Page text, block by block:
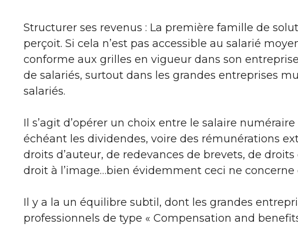
Structurer ses revenus : La première famille de
perçoit. Si cela n’est pas accessible au salarié
conforme aux grilles en vigueur dans son
de salariés, surtout dans les grandes entreprises
salariés.
Il s’agit d’opérer un choix entre le salaire
échéant les dividendes, voire des rémunérations
droits d’auteur, de redevances de brevets, de
droit à l’image…bien évidemment ceci ne
Il y a la un équilibre subtil, dont les grandes
professionnels de type « Compensation and